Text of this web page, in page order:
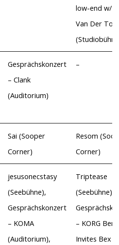
low-end w/
Van Der
Gesprächskonzert
– Clank
(Auditorium)
–
Sai (Sooper
Corner)
Resom
Corner)
jesusonecstasy
(Seebühne),
Gesprächskonzert
– KOMA
(Auditorium),
Triptease
(Seebühne),
– KORG
Invites Bex